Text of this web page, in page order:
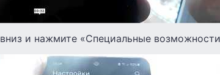
и нажмите «Специальные